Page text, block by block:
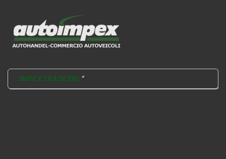
IMPEXTRADESRL